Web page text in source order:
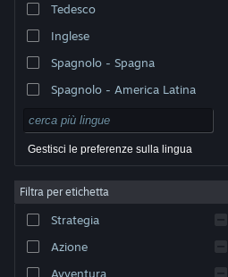
appartengono ai rispettivi proprietari negli Stati Uniti e
legali|
Steam| Rimborsi|
Tedesco
Inglese
Spagnolo - Spagna
Spagnolo - America Latina
Gestisci le preferenze sulla lingua
Filtra per etichetta
Strategia
Azione
Avventura